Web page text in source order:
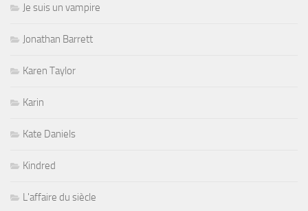
Je suis un vampire
Jonathan Barrett
Karen Taylor
Karin
Kate Daniels
Kindred
L'affaire du siècle